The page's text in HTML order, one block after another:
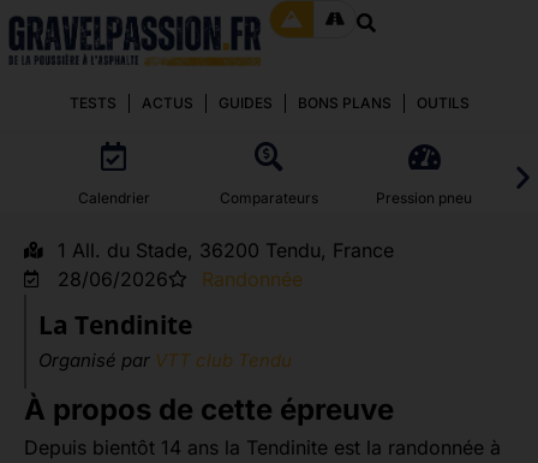
TESTS ACTUS GUIDES BONS PLANS OUTILS
Calendrier Comparateurs Pression pneu
1 All. du Stade, 36200 Tendu, France
28/06/2026
Randonnée
La Tendinite
Organisé par VTT club Tendu
À propos de cette épreuve
Depuis bientôt 14 ans la Tendinite est la randonnée à